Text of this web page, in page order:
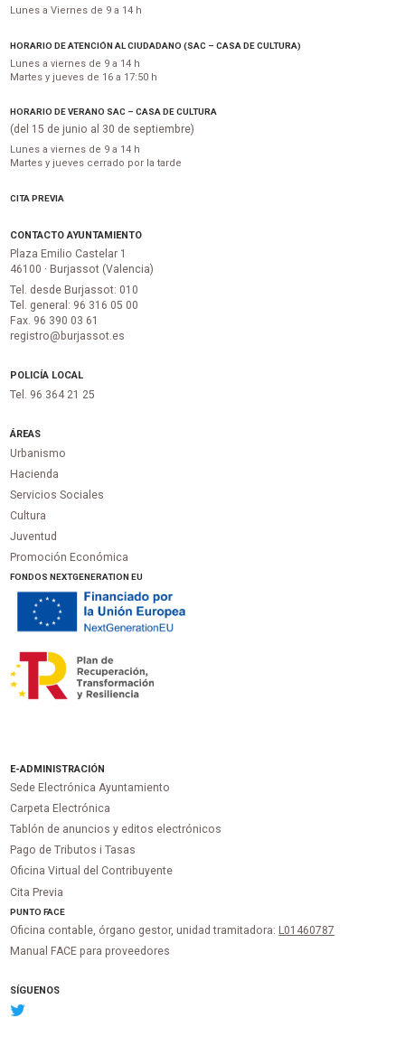
Lunes a Viernes de 9 a 14 h
HORARIO DE ATENCIÓN AL CIUDADANO (SAC – CASA DE CULTURA)
Lunes a viernes de 9 a 14 h
Martes y jueves de 16 a 17:50 h
HORARIO DE VERANO SAC – CASA DE CULTURA
(del 15 de junio al 30 de septiembre)
Lunes a viernes de 9 a 14 h
Martes y jueves cerrado por la tarde
CITA PREVIA
CONTACTO AYUNTAMIENTO
Plaza Emilio Castelar 1
46100 · Burjassot (Valencia)
Tel. desde Burjassot: 010
Tel. general: 96 316 05 00
Fax. 96 390 03 61
registro@burjassot.es
POLICÍA LOCAL
Tel. 96 364 21 25
ÁREAS
Urbanismo
Hacienda
Servicios Sociales
Cultura
Juventud
Promoción Económica
FONDOS NEXTGENERATION EU
E-ADMINISTRACIÓN
Sede Electrónica Ayuntamiento
Carpeta Electrónica
Tablón de anuncios y editos electrónicos
Pago de Tributos i Tasas
Oficina Virtual del Contribuyente
Cita Previa
PUNTOFACE
Oficina contable, órgano gestor, unidad tramitadora: L01460787
Manual FACE para proveedores
SÍGUENOS